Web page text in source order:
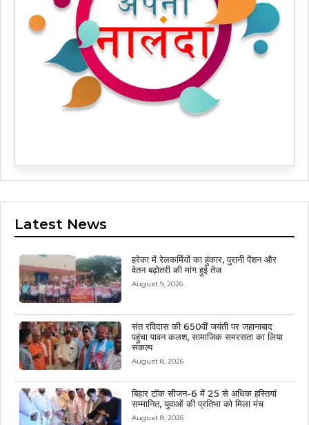
Latest News
हरेका में रेलकर्मियों का हुंकार, पुरानी पेंशन और
वेतन बढ़ोतरी की मांग हुई तेज
August 9, 2026
संत रविदास की 650वीं जयंती पर जहानाबाद
पहुंचा पावन कलश, सामाजिक समरसता का लिया
संकल्प
August 8, 2026
बिहार टॉक सीजन-6 में 25 से अधिक हस्तियां
सम्मानित, युवाओं की प्रतिभा को मिला मंच
August 8, 2026